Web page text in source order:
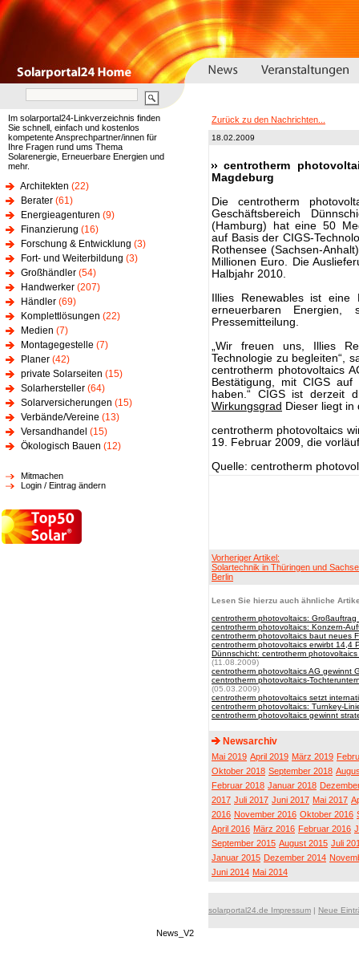
Im solarportal24-Linkverzeichnis finden
Sie schnell, einfach und kostenlos
kompetente Ansprechpartner/innen für
Ihre Fragen rund ums Thema
Solarenergie, Erneuerbare Energien und
mehr.
Architekten (22)
Berater (61)
Energieagenturen (9)
Finanzierung (16)
Forschung & Entwicklung (3)
Fort- und Weiterbildung (3)
Großhändler (54)
Handwerker (207)
Händler (69)
Komplettlösungen (22)
Medien (7)
Montagegestelle (7)
Planer (42)
private Solarseiten (15)
Solarhersteller (64)
Solarversicherungen (15)
Verbände/Vereine (13)
Versandhandel (15)
Ökologisch Bauen (12)
Mitmachen
Login / Eintrag ändern
Zurück zu den Nachrichten...
18.02.2009
centrotherm
Magdeburg
Die centrotherm
Geschäftsbereich
(Hamburg) hat eine 50
auf Basis der CIGS-
Rothensee (Sachsen-
Millionen Euro. Die
Halbjahr 2010.
Illies Renewables ist eine
erneuerbaren
Pressemitteilung.
„Wir freuen uns, Illies
Technologie zu begleiten“,
centrotherm photovoltaics
Bestätigung, mit CIGS auf
haben.“ CIGS ist derzeit
Wirkungsgrad Dieser liegt
centrotherm photovoltaics
19. Februar 2009, die
Quelle: centrotherm
Vorheriger Artikel:
Solartechnik in Thüringen und
Berlin
Lesen Sie hierzu auch ähnliche
centrotherm photovoltaics:
centrotherm photovoltaics: Konzern-
centrotherm photovoltaics baut neues
centrotherm photovoltaics erwirbt 14,4
Dünnschicht: centrotherm
(11.08.2009)
centrotherm photovoltaics AG gewinnt
centrotherm photovoltaics-
(05.03.2009)
centrotherm photovoltaics setzt
centrotherm photovoltaics: Turnkey-
centrotherm photovoltaics gewinnt
Newsarchiv
Mai 2019 April 2019 März 2019
Oktober 2018 September 2018
Februar 2018 Januar 2018
2017 Juli 2017 Juni 2017 Mai 2017
2016 November 2016 Oktober 2016
April 2016 März 2016 Februar 2016
September 2015 August 2015 Juli
Januar 2015 Dezember 2014
Juni 2014 Mai 2014
solarportal24.de Impressum | Neue
News_V2